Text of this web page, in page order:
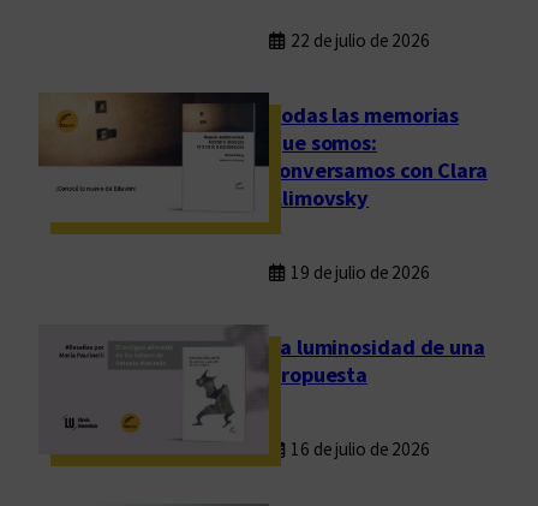
22 de julio de 2026
Todas las memorias
que somos:
conversamos con Clara
Klimovsky
19 de julio de 2026
La luminosidad de una
propuesta
16 de julio de 2026